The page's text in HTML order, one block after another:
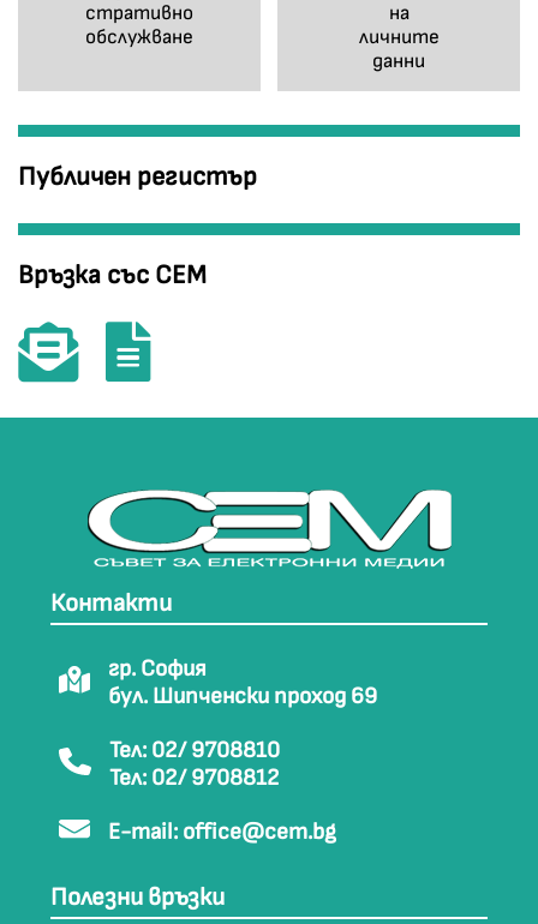
стративно
обслужване
на
личните
данни
Публичен регистър
Връзка със СЕМ
Контакти
гр. София
бул. Шипченски проход 69
Тел: 02/ 9708810
Тел: 02/ 9708812
E-mail: office@cem.bg
Полезни връзки